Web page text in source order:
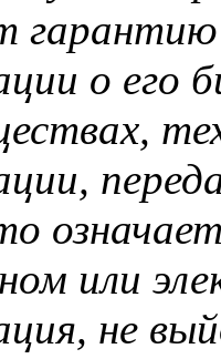
о его
или
не